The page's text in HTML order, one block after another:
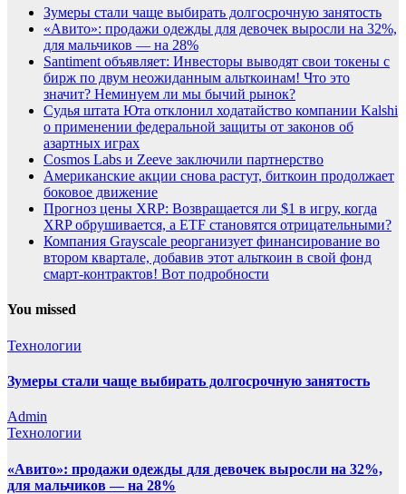
Зумеры стали чаще выбирать долгосрочную занятость
«Авито»: продажи одежды для девочек выросли на 32%,
для мальчиков — на 28%
Santiment объявляет: Инвесторы выводят свои токены с
бирж по двум неожиданным альткоинам! Что это
значит? Неминуем ли мы бычий рынок?
Судья штата Юта отклонил ходатайство компании Kalshi
о применении федеральной защиты от законов об
азартных играх
Cosmos Labs и Zeeve заключили партнерство
Американские акции снова растут, биткоин продолжает
боковое движение
Прогноз цены XRP: Возвращается ли $1 в игру, когда
XRP обрушивается, а ETF становятся отрицательными?
Компания Grayscale реорганизует финансирование во
втором квартале, добавив этот альткоин в свой фонд
смарт-контрактов! Вот подробности
You missed
Технологии
Зумеры стали чаще выбирать долгосрочную занятость
Admin
Технологии
«Авито»: продажи одежды для девочек выросли на 32%,
для мальчиков — на 28%